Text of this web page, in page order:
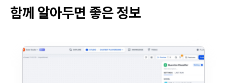
함께 알아두면 좋은 정보